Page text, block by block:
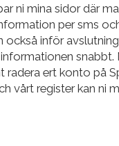
ni mina sidor där
per sms
inför
snabbt.
ert konto på
vårt register kan ni